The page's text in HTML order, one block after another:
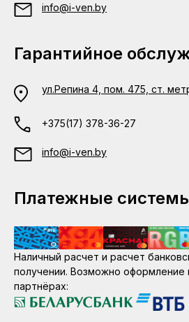
info@i-ven.by
Гарантийное
ул.Репина 4, пом. 475, ст.
+375(17) 378-36-27
info@i-ven.by
Платежные
Наличный расчет и расчет
получении. Возможно оформление
партнёрах: